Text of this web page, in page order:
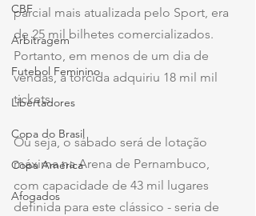
CBF
Arbitragem
Futebol Feminino
Libertadores
Copa do Brasil
Copa América
Afogados
parcial mais atualizada pelo Sport, era
de 25 mil bilhetes comercializados.
Portanto, em menos de um dia de
vendas, a torcida adquiriu 18 mil mil
tickets.
Ou seja, o sábado será de lotação
máxima na Arena de Pernambuco,
com capacidade de 43 mil lugares
definida para este clássico - seria de